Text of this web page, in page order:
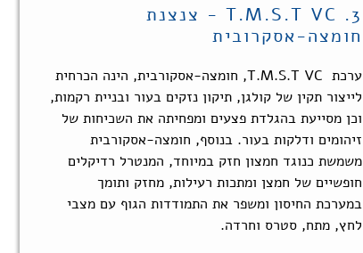
3. T.M.S.T VC - צנצנת
חומצה-אסקרובית
ערכת T.M.S.TVC, חומצה-אסקורבית, הינה הכרחית
לייצור תקין של קולגן, תיקון נזקים בעור ובניית רקמות,
וכן מסייעת בהגלדת פצעים ומפחיתה את השכיחות של
זיהומים ודלקות בעור. בנוסף, חומצה-אסקורבית
משמשת כנוגד חמצון חזק במיוחד, המנטרל רדיקלים
חופשיים של חמצן ומתכות רעילות, מחזק ותומך
במערכת החיסון ומשפר את התמודדות הגוף עם מצבי
לחץ, מתח, סטרס וחרדה.